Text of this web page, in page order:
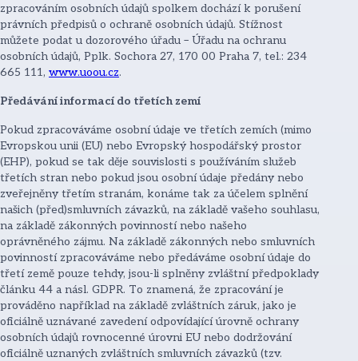
zpracováním osobních údajů spolkem dochází k porušení
právních předpisů o ochraně osobních údajů. Stížnost
můžete podat u dozorového úřadu – Úřadu na ochranu
osobních údajů, Pplk. Sochora 27, 170 00 Praha 7, tel.: 234
665 111, www.uoou.cz.
Předávání informací do třetích zemí
Pokud zpracováváme osobní údaje ve třetích zemích (mimo
Evropskou unii (EU) nebo Evropský hospodářský prostor
(EHP), pokud se tak děje souvislosti s používáním služeb
třetích stran nebo pokud jsou osobní údaje předány nebo
zveřejněny třetím stranám, konáme tak za účelem splnění
našich (před)smluvních závazků, na základě vašeho souhlasu,
na základě zákonných povinností nebo našeho
oprávněného zájmu. Na základě zákonných nebo smluvních
povinností zpracováváme nebo předáváme osobní údaje do
třetí země pouze tehdy, jsou-li splněny zvláštní předpoklady
článku 44 a násl. GDPR. To znamená, že zpracování je
prováděno například na základě zvláštních záruk, jako je
oficiálně uznávané zavedení odpovídající úrovně ochrany
osobních údajů rovnocenné úrovni EU nebo dodržování
oficiálně uznaných zvláštních smluvních závazků (tzv.